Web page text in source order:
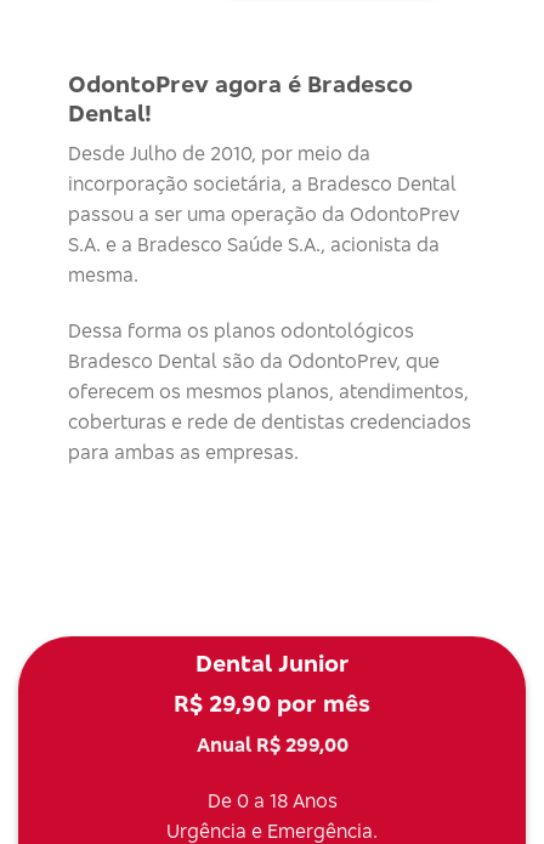
OdontoPrev agora é Bradesco
Dental!
Desde Julho de 2010, por meio da
incorporação societária, a Bradesco Dental
passou a ser uma operação da OdontoPrev
S.A. e a Bradesco Saúde S.A., acionista da
mesma.
Dessa forma os planos odontológicos
Bradesco Dental são da OdontoPrev, que
oferecem os mesmos planos, atendimentos,
coberturas e rede de dentistas credenciados
para ambas as empresas.
Dental Junior
R$ 29,90 por mês
Anual R$ 299,00
De 0 a 18 Anos
Urgência e Emergência.